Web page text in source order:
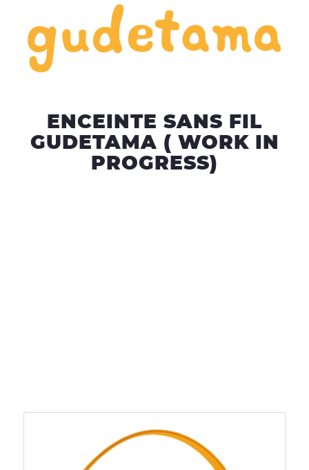
ENCEINTE SANS FIL
GUDETAMA ( WORK IN
PROGRESS)